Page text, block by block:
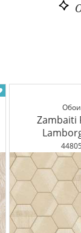
Обои
Zambaiti